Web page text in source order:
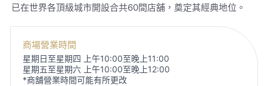
已在世界各頂級城市開設合共60間店舖，奠定其經典地位。
商場營業時間
星期日至星期四 上午10:00至晚上11:00
星期五至星期六 上午10:00至晚上12:00
*商舖營業時間可能有所更改